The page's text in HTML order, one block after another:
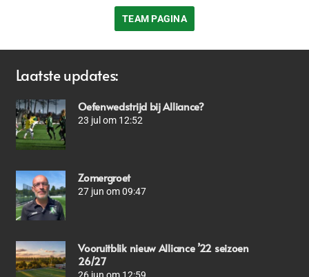
TEAM PAGINA
Laatste updates:
Oefenwedstrijd bij Alliance?
23 jul om 12:52
Zomergroet
27 jun om 09:47
Vooruitblik nieuw Alliance ’22 seizoen
26/27